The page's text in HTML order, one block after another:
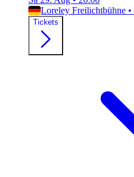
Loreley Freilichtbühne •
Tickets